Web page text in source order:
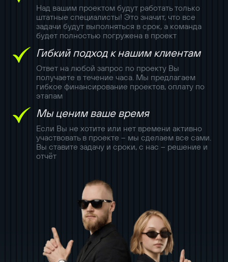
Над вашим проектом будут работать только
штатные специалисты! Это значит, что все
задачи будут выполняться в срок, а команда
будет полностью погружена в проект
Гибкий подход к нашим клиентам
Ответ на любой запрос по проекту Вы
получаете в течение часа. Мы предлагаем
гибкое финансирование проектов, оплату по
этапам
Мы ценим ваше время
Если Вы не хотите или нет времени активно
участвовать в проекте – мы сделаем все сами.
Вы ставите задачу и сроки, с нас – решение и
отчёт